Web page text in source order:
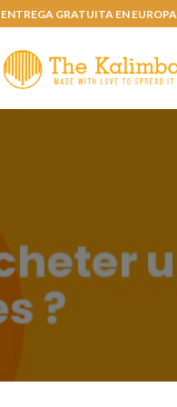
ENTREGA GRATUITA EN EUROPA